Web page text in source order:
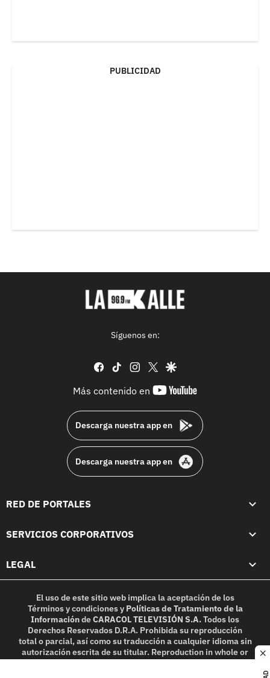
PUBLICIDAD
Síguenos en:
facebook
tiktok instagram
twittergoogle
Más contenido en
youtube-
Descarga nuestra app en
Descarga nuestra app en
RED DE PORTALES
SERVICIOS CORPORATIVOS
LEGAL
El uso de este sitio web implica la aceptación de los
Términos y condicionesy Políticas de Tratamiento de la
InformacióndeCARACOL TELEVISIÓN S.A.Todos los
Derechos Reservados D.R.A. Prohibida su reproducción
total o parcial, así como su traducción a cualquier idioma sin
autorización escrita de su titular. Reproduction in whole or